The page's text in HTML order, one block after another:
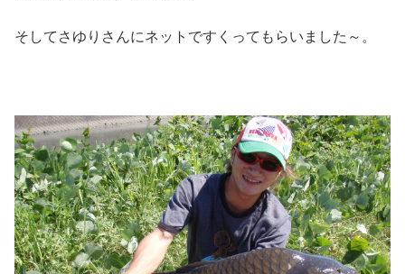
そしてさゆりさんにネットですくってもらいました～。